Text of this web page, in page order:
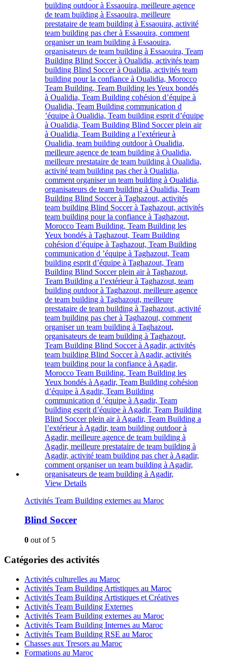
View Details
Activités Team Building externes au Maroc
Blind Soccer
0 out of 5
Catégories des activités
Activités culturelles au Maroc
Activités Team Building Artistiques au Maroc
Activités Team Building Artistiques et Créatives
Activités Team Building Externes
Activités Team Building externes au Maroc
Activités Team Building Internes au Maroc
Activités Team Building RSE au Maroc
Chasses aux Tresors au Maroc
Formations au Maroc